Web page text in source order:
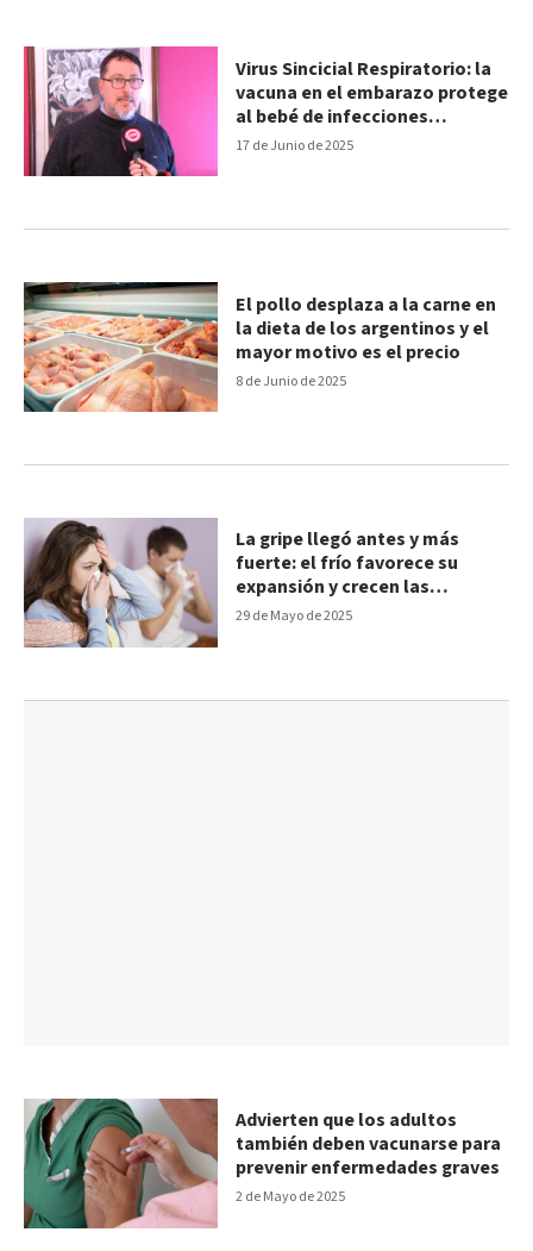
17 de Junio de 2025
Virus Sincicial Respiratorio: la
vacuna en el embarazo protege
al bebé de infecciones
respiratorias graves
8 de Junio de 2025
El pollo desplaza a la carne en
la dieta de los argentinos y el
mayor motivo es el precio
29 de Mayo de 2025
La gripe llegó antes y más
fuerte: el frío favorece su
expansión y crecen las
hospitalizaciones
2 de Mayo de 2025
Advierten que los adultos
también deben vacunarse para
prevenir enfermedades graves